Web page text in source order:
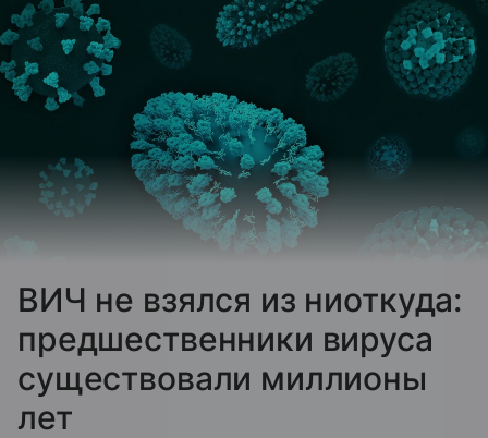
ВИЧ не взялся из ниоткуда:
предшественники вируса
существовали миллионы
лет